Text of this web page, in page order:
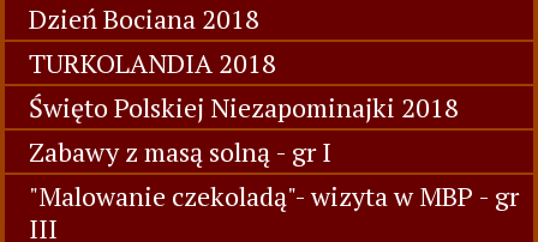
Dzień Bociana 2018
TURKOLANDIA 2018
Święto Polskiej Niezapominajki 2018
Zabawy z masą solną - gr I
"Malowanie czekoladą"- wizyta w MBP - gr
III